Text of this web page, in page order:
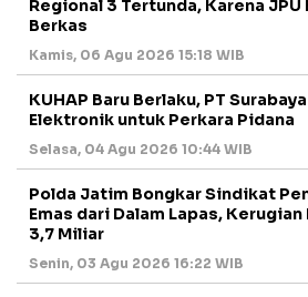
Regional 3 Tertunda, Karena JPU
Berkas
Kamis, 06 Agu 2026 15:18 WIB
KUHAP Baru Berlaku, PT
Elektronik untuk Perkara Pidana
Selasa, 04 Agu 2026 10:44 WIB
Polda Jatim Bongkar Sindikat
Emas dari Dalam Lapas,
3,7 Miliar
Senin, 03 Agu 2026 16:22 WIB